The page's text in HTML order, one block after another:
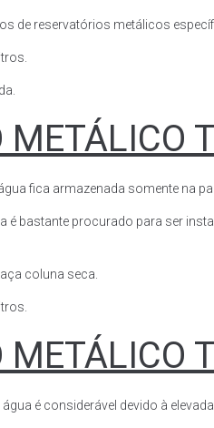
de reservatórios metálicos
METÁLICO
fica armazenada somente na
bastante procurado para ser
coluna seca.
METÁLICO
é considerável devido à